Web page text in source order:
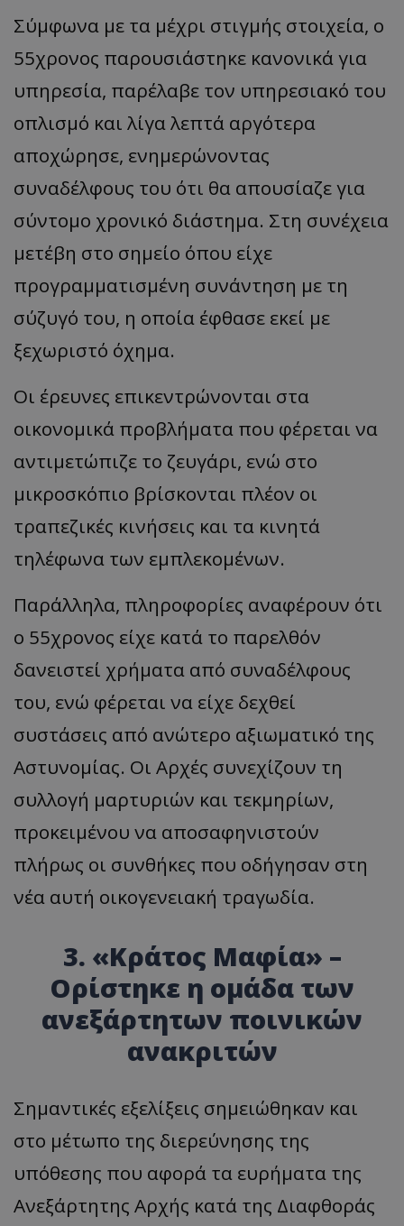
Σύμφωνα με τα μέχρι στιγμής στοιχεία, ο
55χρονος παρουσιάστηκε κανονικά για
υπηρεσία, παρέλαβε τον υπηρεσιακό του
οπλισμό και λίγα λεπτά αργότερα
αποχώρησε, ενημερώνοντας
συναδέλφους του ότι θα απουσίαζε για
σύντομο χρονικό διάστημα. Στη συνέχεια
μετέβη στο σημείο όπου είχε
προγραμματισμένη συνάντηση με τη
σύζυγό του, η οποία έφθασε εκεί με
ξεχωριστό όχημα.
Οι έρευνες επικεντρώνονται στα
οικονομικά προβλήματα που φέρεται να
αντιμετώπιζε το ζευγάρι, ενώ στο
μικροσκόπιο βρίσκονται πλέον οι
τραπεζικές κινήσεις και τα κινητά
τηλέφωνα των εμπλεκομένων.
Παράλληλα, πληροφορίες αναφέρουν ότι
ο 55χρονος είχε κατά το παρελθόν
δανειστεί χρήματα από συναδέλφους
του, ενώ φέρεται να είχε δεχθεί
συστάσεις από ανώτερο αξιωματικό της
Αστυνομίας. Οι Αρχές συνεχίζουν τη
συλλογή μαρτυριών και τεκμηρίων,
προκειμένου να αποσαφηνιστούν
πλήρως οι συνθήκες που οδήγησαν στη
νέα αυτή οικογενειακή τραγωδία.
3. «Κράτος Μαφία» –
Ορίστηκε η ομάδα των
ανεξάρτητων ποινικών
ανακριτών
Σημαντικές εξελίξεις σημειώθηκαν και
στο μέτωπο της διερεύνησης της
υπόθεσης που αφορά τα ευρήματα της
Ανεξάρτητης Αρχής κατά της Διαφθοράς